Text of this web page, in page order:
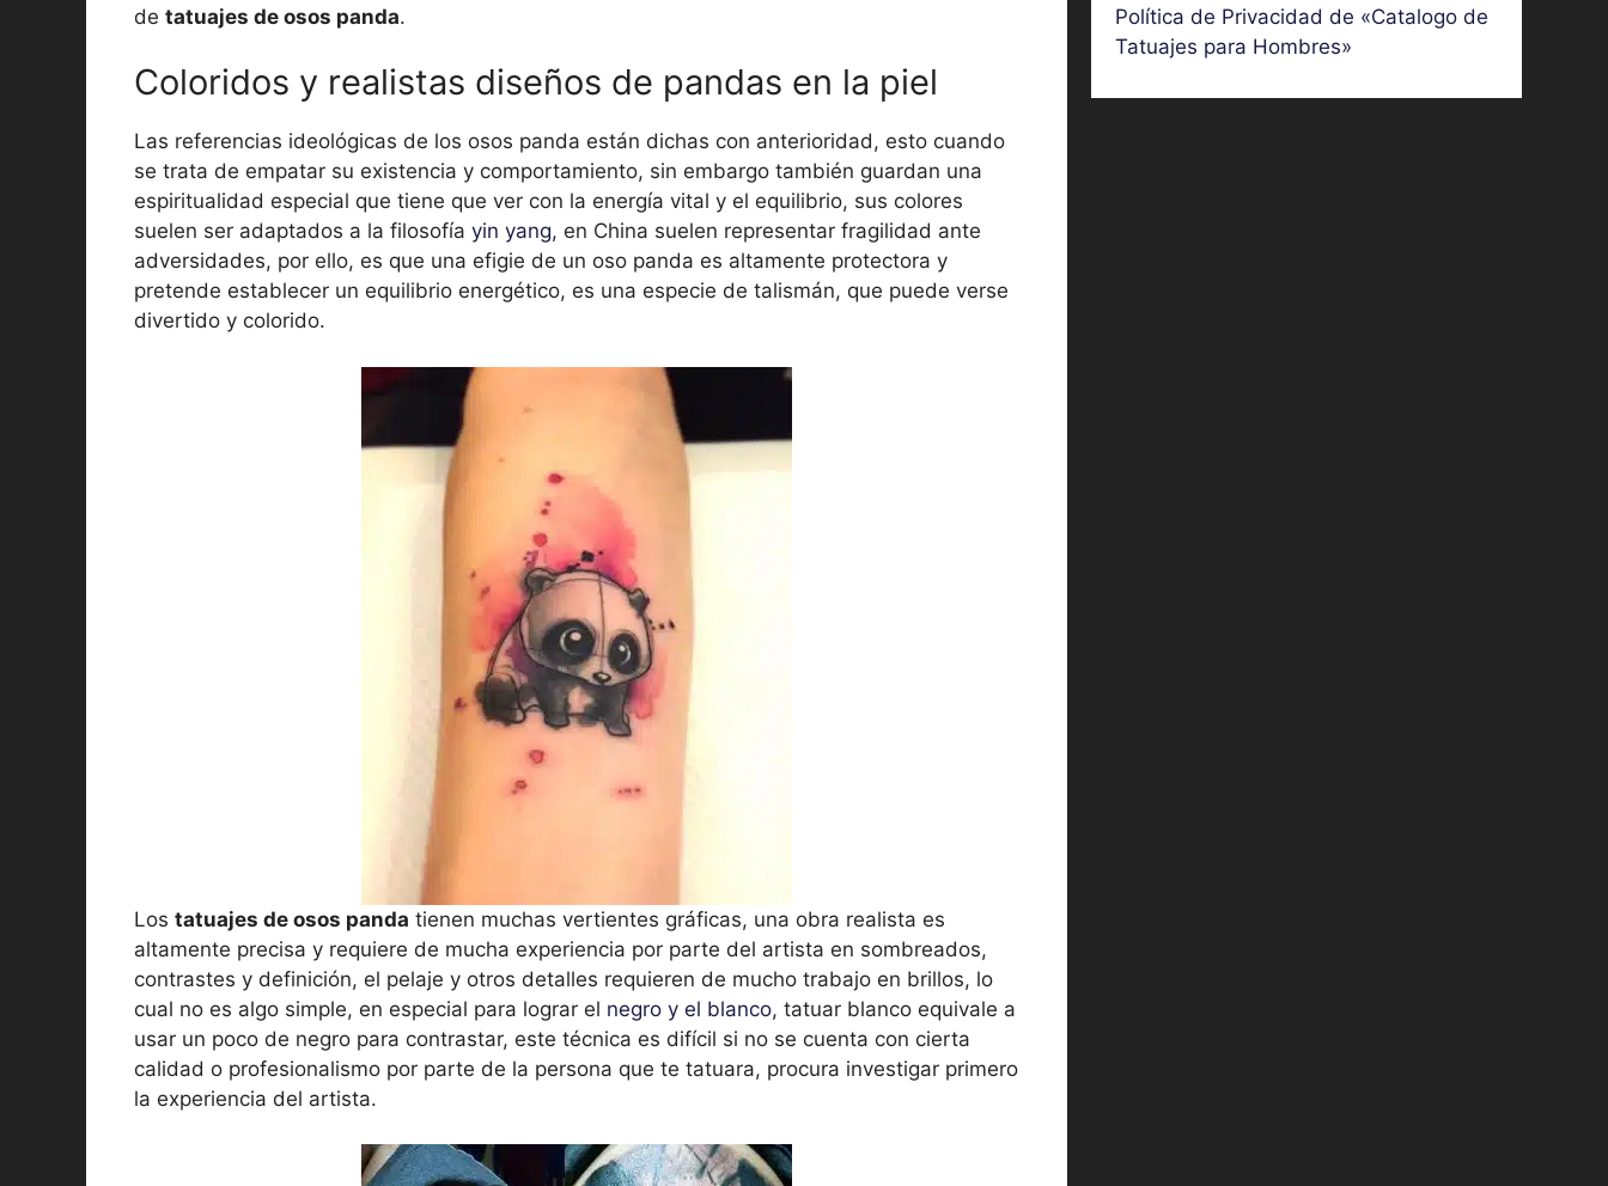
de tatuajes de osos panda.
Coloridos y realistas diseños de pandas en la piel
Las referencias ideológicas de los osos panda están dichas con anterioridad, esto cuando
se trata de empatar su existencia y comportamiento, sin embargo también guardan una
espiritualidad especial que tiene que ver con la energía vital y el equilibrio, sus colores
suelen ser adaptados a la filosofía yin yang, en China suelen representar fragilidad ante
adversidades, por ello, es que una efigie de un oso panda es altamente protectora y
pretende establecer un equilibrio energético, es una especie de talismán, que puede verse
divertido y colorido.
Los tatuajes de osos panda tienen muchas vertientes gráficas, una obra realista es
altamente precisa y requiere de mucha experiencia por parte del artista en sombreados,
contrastes y definición, el pelaje y otros detalles requieren de mucho trabajo en brillos, lo
cual no es algo simple, en especial para lograr el negro y el blanco, tatuar blanco equivale a
usar un poco de negro para contrastar, este técnica es difícil si no se cuenta con cierta
calidad o profesionalismo por parte de la persona que te tatuara, procura investigar primero
la experiencia del artista.
Política de Privacidad de «Catalogo de
Tatuajes para Hombres»